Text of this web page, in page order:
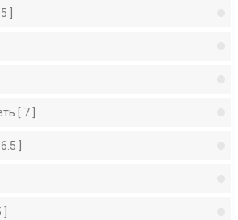
]
[ 7 ]
]